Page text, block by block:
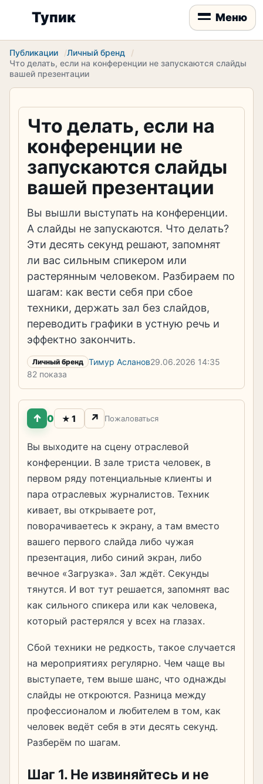
Тупик Меню
Публикации
Личный бренд
Что делать, если на конференции не запускаются слайды
вашей презентации
Что делать, если на
конференции не
запускаются слайды
вашей презентации
Вы вышли выступать на конференции.
А слайды не запускаются. Что делать?
Эти десять секунд решают, запомнят
ли вас сильным спикером или
растерянным человеком. Разбираем по
шагам: как вести себя при сбое
техники, держать зал без слайдов,
переводить графики в устную речь и
эффектно закончить.
Личный бренд Тимур Асланов29.06.2026 14:35
82 показа
↑ 0 ★ 1 ↗ Пожаловаться
Вы выходите на сцену отраслевой
конференции. В зале триста человек, в
первом ряду потенциальные клиенты и
пара отраслевых журналистов. Техник
кивает, вы открываете рот,
поворачиваетесь к экрану, а там вместо
вашего первого слайда либо чужая
презентация, либо синий экран, либо
вечное «Загрузка». Зал ждёт. Секунды
тянутся. И вот тут решается, запомнят вас
как сильного спикера или как человека,
который растерялся у всех на глазах.
Сбой техники не редкость, такое случается
на мероприятиях регулярно. Чем чаще вы
выступаете, тем выше шанс, что однажды
слайды не откроются. Разница между
профессионалом и любителем в том, как
человек ведёт себя в эти десять секунд.
Разберём по шагам.
Шаг 1. Не извиняйтесь и не